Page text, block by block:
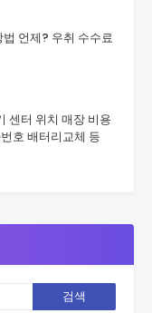
언제? 우취 수수료
센터 위치 매장 비용
호 배터리교체 등